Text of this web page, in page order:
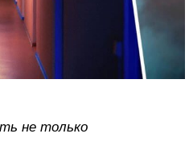
не только